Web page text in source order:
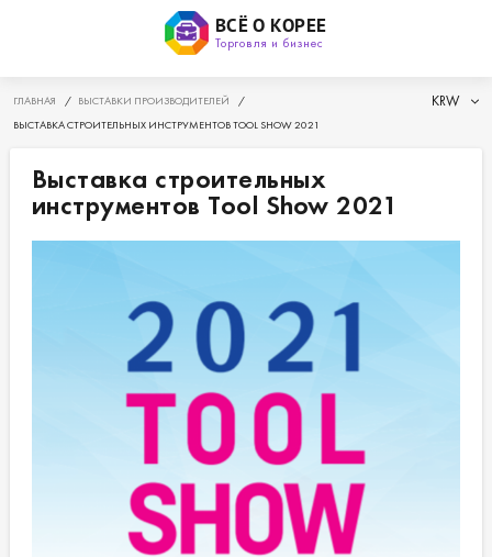
ВСЁ О КОРЕЕ
Торговля и бизнес
ГЛАВНАЯ / ВЫСТАВКИ ПРОИЗВОДИТЕЛЕЙ
/
ВЫСТАВКА СТРОИТЕЛЬНЫХ ИНСТРУМЕНТОВ TOOL SHOW 2021
KRW
Выставка строительных
инструментов Tool Show 2021